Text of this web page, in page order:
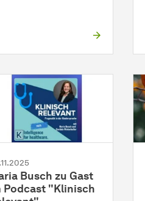
Busch zu Gast
Podcast "Klinisch